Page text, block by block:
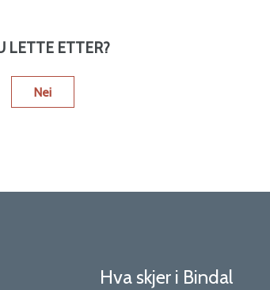
LETTE ETTER?
Nei
Hva skjer i Bindal